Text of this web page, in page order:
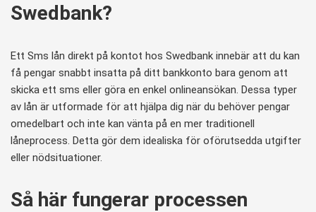
Swedbank?
Ett Sms lån direkt på kontot hos Swedbank innebär att du kan
få pengar snabbt insatta på ditt bankkonto bara genom att
skicka ett sms eller göra en enkel onlineansökan. Dessa typer
av lån är utformade för att hjälpa dig när du behöver pengar
omedelbart och inte kan vänta på en mer traditionell
låneprocess. Detta gör dem idealiska för oförutsedda utgifter
eller nödsituationer.
Så här fungerar processen